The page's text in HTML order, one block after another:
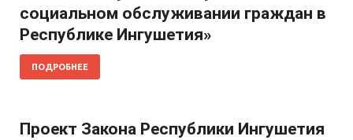
социальном обслуживании граждан в
Республике Ингушетия»
ПОДРОБНЕЕ
Проект Закона Республики Ингушетия